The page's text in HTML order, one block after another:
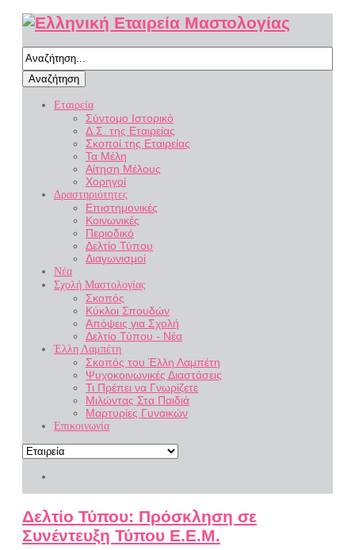
Αναζήτηση
Εταιρεία
Σύντομο Ιστορικό
Δ.Σ. της Εταιρείας
Σκοποί της Εταιρείας
Τα Μέλη
Αίτηση Μέλους
Χορηγοί
Δραστηριότητες
Επιστημονικές
Κοινωνικές
Περιοδικό
Δελτίο Τύπου
Διαγωνισμοί
Νέα
Σχολή Μαστολογίας
Σκοπός
Κύκλοι Σπουδών
Απόψεις για Σχολή
Δελτίο Τύπου - Νέα
Έλλη Λαμπέτη
Σκοπός του Έλλη Λαμπέτη
Ψυχοκοινωνικές Διαστάσεις
Τι Πρέπει να Γνωρίζετε
Μιλώντας Στα Παιδιά
Μαρτυρίες Γυναικών
Επικοινωνία
Δελτίο Τύπου: Πρόσκληση σε
Συνέντευξη Τύπου Ε.Ε.Μ.